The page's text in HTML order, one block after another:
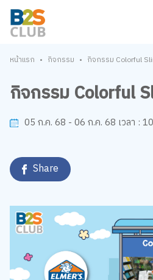
หน้าแรก • กิจกรรม • กิจกรรม Colorful
กิจกรรม Colorful
05 ก.ค. 68 - 06 ก.ค. 68 เวลา :
Share